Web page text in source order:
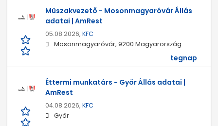
Műszakvezető - Mosonmagyaróvár Állás
adatai | AmRest
05.08.2026, KFC
Mosonmagyaróvár, 9200 Magyarország
tegnap
Éttermi munkatárs - Győr Állás adatai |
AmRest
04.08.2026, KFC
Győr